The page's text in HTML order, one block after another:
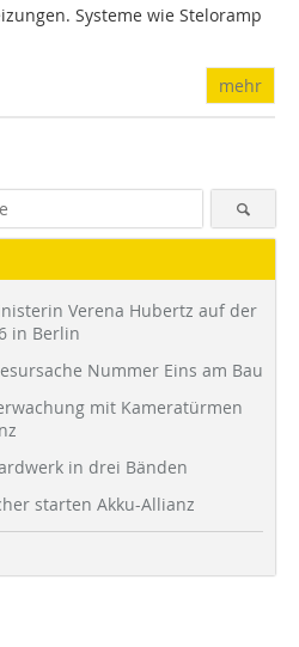
Systeme wie Steloramp
mehr
Verena Hubertz auf der
in Berlin
Nummer Eins am Bau
mit Kameratürmen
in drei Bänden
starten Akku-Allianz